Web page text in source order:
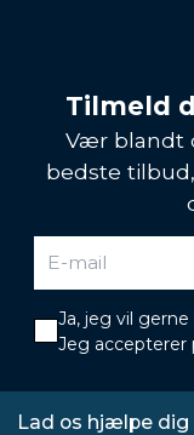
Tilmeld
Vær blandt
bedste
Ja, jeg vil
Jeg accepterer
Lad os hjælpe dig